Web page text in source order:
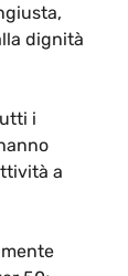
dignità
i
a